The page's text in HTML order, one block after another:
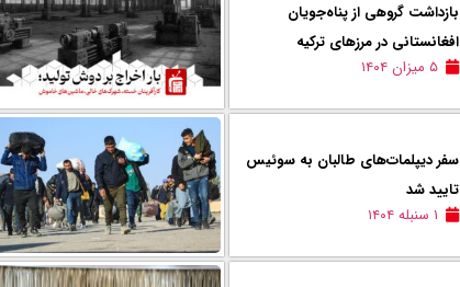
بازداشت گروهی از پناه‌جویان
افغانستانی در مرزهای ترکیه
۵ میزان ۱۴۰۴
سفر دیپلمات‌های طالبان به سوئیس
تایید شد
۱ سنبله ۱۴۰۴